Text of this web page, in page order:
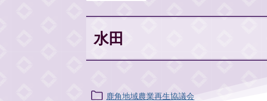
水田
鹿角地域農業再生協議会